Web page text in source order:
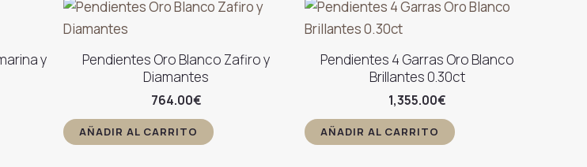
y
Pendientes Oro Blanco Zafiro y
Diamantes
764.00€
AÑADIR AL CARRITO
Pendientes 4 Garras Oro Blanco
Brillantes 0.30ct
1,355.00€
AÑADIR AL CARRITO